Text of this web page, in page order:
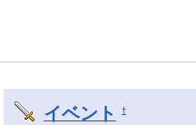
イベント †